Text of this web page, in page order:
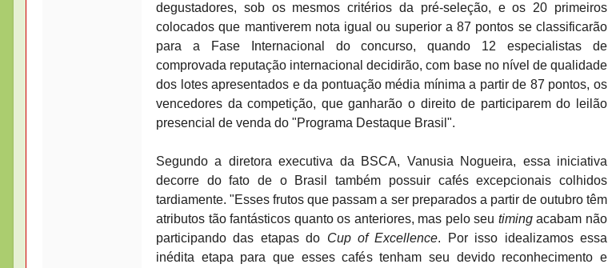
degustadores, sob os mesmos critérios da pré-seleção, e os 20 primeiros
colocados que mantiverem nota igual ou superior a 87 pontos se classificarão
para a Fase Internacional do concurso, quando 12 especialistas de
comprovada reputação internacional decidirão, com base no nível de qualidade
dos lotes apresentados e da pontuação média mínima a partir de 87 pontos, os
vencedores da competição, que ganharão o direito de participarem do leilão
presencial de venda do "Programa Destaque Brasil".
Segundo a diretora executiva da BSCA, Vanusia Nogueira, essa iniciativa
decorre do fato de o Brasil também possuir cafés excepcionais colhidos
tardiamente. "Esses frutos que passam a ser preparados a partir de outubro têm
atributos tão fantásticos quanto os anteriores, mas pelo seu timingacabam não
participando das etapas do Cup of Excellence. Por isso idealizamos essa
inédita etapa para que esses cafés tenham seu devido reconhecimento e